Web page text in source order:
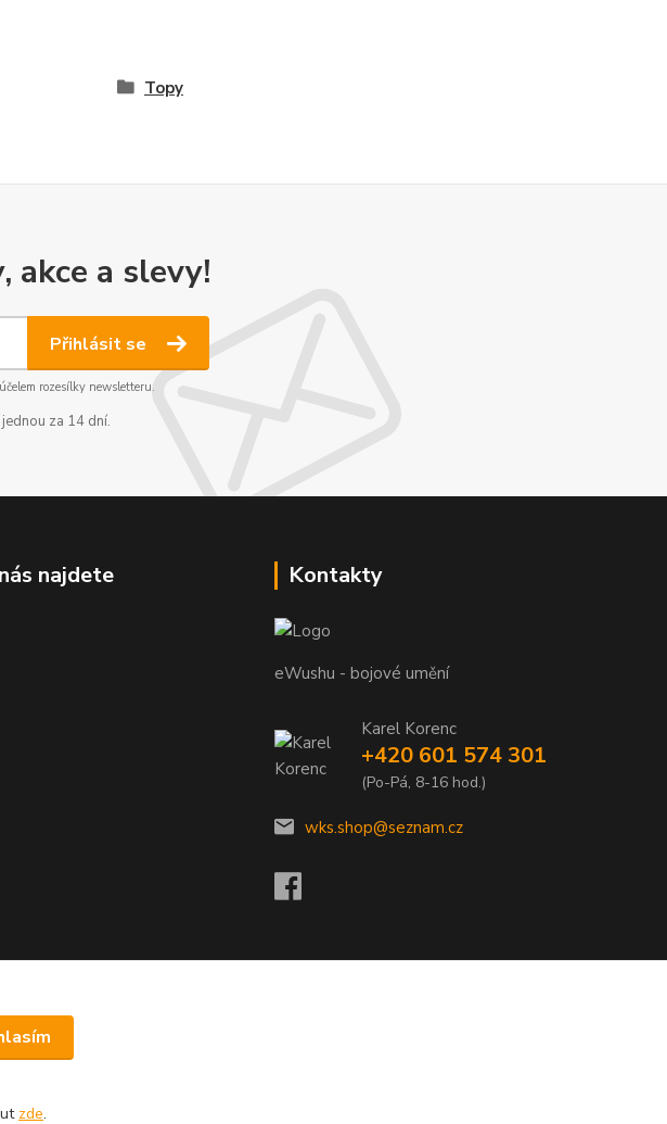
Topy
akce a slevy!
Přihlásit se
rozesílky newsletteru.
za 14 dní.
najdete Kontakty
eWushu - bojové umění
Karel Korenc
+420 601 574 301
(Po-Pá, 8-16 hod.)
wks.shop@seznam.cz
zde.